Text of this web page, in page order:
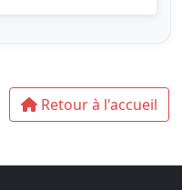
Retour à l'accueil